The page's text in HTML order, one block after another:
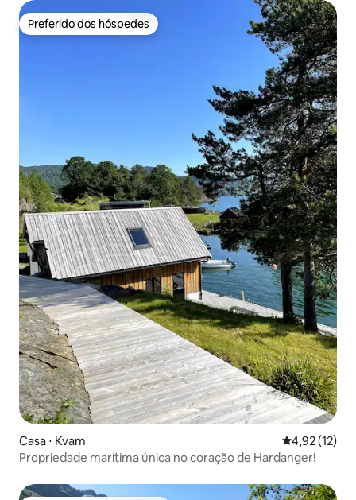
Preferido dos hóspedes
Preferido dos hóspedes
Casa ⋅ Kvam 4,92 de uma
4,92 (12)
Propriedade marítima única no coração de Hardanger!